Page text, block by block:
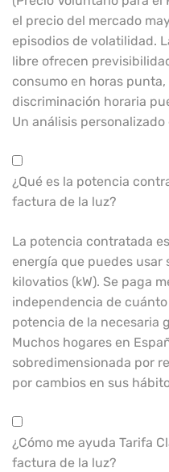
el precio del mercado
episodios de volatilidad.
libre ofrecen
consumo en horas
discriminación horaria
Un análisis
¿Qué es la potencia
factura de la luz?
La potencia contratada
energía que puedes usar
kilovatios (kW). Se paga
independencia de cuánto
potencia de la necesaria
Muchos hogares en
sobredimensionada por
por cambios en sus
¿Cómo me ayuda Tarifa
factura de la luz?